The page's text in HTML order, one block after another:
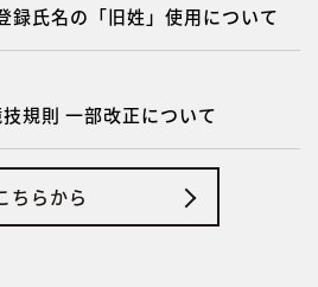
録氏名の「旧姓」使用について
規則 一部改正について
ちらから